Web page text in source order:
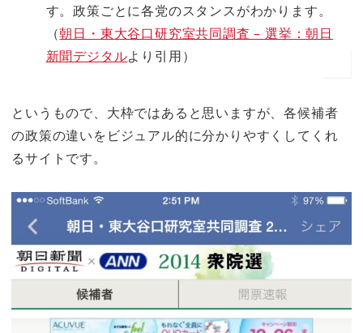
す。政策ごとに各党のスタンスがわかります。
（朝日・東大谷口研究室共同調査 – 選挙：朝日
新聞デジタルより引用）
というもので、大枠ではあると思いますが、各候補者
の政策の違いをビジュアル的に分かりやすくしてくれ
るサイト です。